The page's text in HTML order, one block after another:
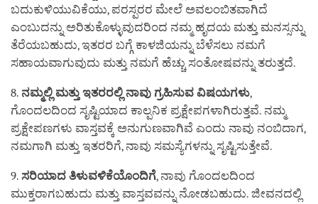
ಬದುಕುಳಿಯುವಿಕೆಯು, ಪರಸ್ಪರರ ಮೇಲೆ ಅವಲಂಬಿತವಾಗಿದೆ
ಎಂಬುದನ್ನು ಅರಿತುಕೊಳ್ಳುವುದರಿಂದ ನಮ್ಮ ಹೃದಯ ಮತ್ತು ಮನಸ್ಸನ್ನು
ತೆರೆಯಬಹುದು, ಇತರರ ಬಗ್ಗೆ ಕಾಳಜಿಯನ್ನು ಬೆಳೆಸಲು ನಮಗೆ
ಸಹಾಯವಾಗುವುದು ಮತ್ತು ನಮಗೆ ಹೆಚ್ಚು ಸಂತೋಷವನ್ನು ತರುತ್ತದೆ.
8. ನಮ್ಮಲ್ಲಿ ಮತ್ತು ಇತರರಲ್ಲಿ ನಾವು ಗ್ರಹಿಸುವ ವಿಷಯಗಳು,
ಗೊಂದಲದಿಂದ ಸೃಷ್ಟಿಯಾದ ಕಾಲ್ಪನಿಕ ಪ್ರಕ್ಷೇಪಗಳಾಗಿರುತ್ತವೆ. ನಮ್ಮ
ಪ್ರಕ್ಷೇಪಣಗಳು ವಾಸ್ತವಕ್ಕೆ ಅನುಗುಣವಾಗಿವೆ ಎಂದು ನಾವು ನಂಬಿದಾಗ,
ನಮಗಾಗಿ ಮತ್ತು ಇತರರಿಗೆ, ನಾವು ಸಮಸ್ಯೆಗಳನ್ನು ಸೃಷ್ಟಿಸುತ್ತೇವೆ.
9. ಸರಿಯಾದ ತಿಳುವಳಿಕೆಯೊಂದಿಗೆ, ನಾವು ಗೊಂದಲದಿಂದ
ಮುಕ್ತರಾಗಬಹುದು ಮತ್ತು ವಾಸ್ತವವನ್ನು ನೋಡಬಹುದು. ಜೀವನದಲ್ಲಿ